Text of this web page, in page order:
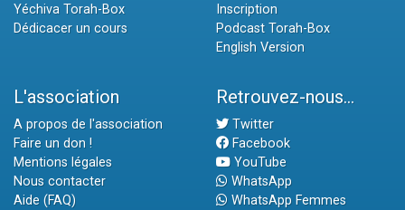
Yéchiva Torah-Box
Dédicacer un cours
Inscription
Podcast Torah-Box
English Version
L'association
A propos de l'association
Faire un don !
Mentions légales
Nous contacter
Aide (FAQ)
Retrouvez-nous...
Twitter
Facebook
YouTube
WhatsApp
WhatsApp Femmes